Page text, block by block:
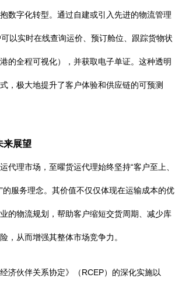
数字化转型。通过自建或引入先进的物流管理
以实时在线查询运价、预订舱位、跟踪货物状
的全程可视化），并获取电子单证。这种透明
，极大地提升了客户体验和供应链的可预测
来展望
代理市场，至曜货运代理始终坚持“客户至上、
的服务理念。其价值不仅仅体现在运输成本的优
的物流规划，帮助客户缩短交货周期、减少库
，从而增强其整体市场竞争力。
济伙伴关系协定》（RCEP）的深化实施以